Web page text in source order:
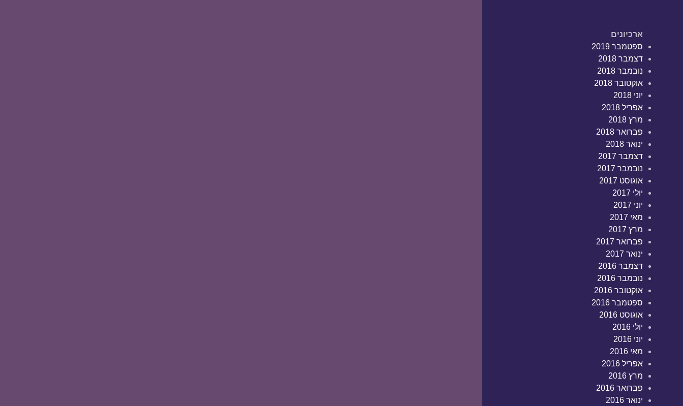
ארכיונים
ספטמבר 2019
דצמבר 2018
נובמבר 2018
אוקטובר 2018
יוני 2018
אפריל 2018
מרץ 2018
פברואר 2018
ינואר 2018
דצמבר 2017
נובמבר 2017
אוגוסט 2017
יולי 2017
יוני 2017
מאי 2017
מרץ 2017
פברואר 2017
ינואר 2017
דצמבר 2016
נובמבר 2016
אוקטובר 2016
ספטמבר 2016
אוגוסט 2016
יולי 2016
יוני 2016
מאי 2016
אפריל 2016
מרץ 2016
פברואר 2016
ינואר 2016